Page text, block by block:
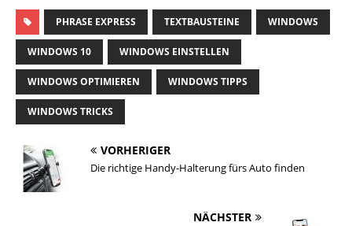
PHRASE EXPRESS TEXTBAUSTEINE WINDOWS
WINDOWS 10 WINDOWS EINSTELLEN
WINDOWS OPTIMIEREN WINDOWS TIPPS
WINDOWS TRICKS
VORHERIGER
Die richtige Handy-Halterung fürs Auto finden
NÄCHSTER